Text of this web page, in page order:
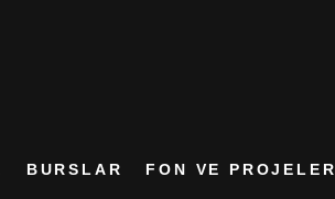
BURSLAR FON VE PROJELER